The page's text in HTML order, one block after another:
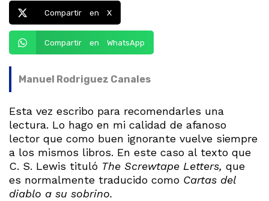
Compartir en X
Compartir en WhatsApp
Manuel Rodriguez Canales
Esta vez escribo para recomendarles una
lectura. Lo hago en mi calidad de afanoso
lector que como buen ignorante vuelve siempre
a los mismos libros. En este caso al texto que
C. S. Lewis tituló The Screwtape Letters, que
es normalmente traducido como Cartas del
diablo a su sobrino.